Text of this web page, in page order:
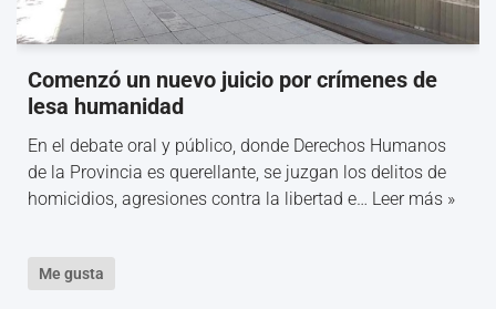
Comenzó un nuevo juicio por crímenes de
lesa humanidad
En el debate oral y público, donde Derechos Humanos
de la Provincia es querellante, se juzgan los delitos de
homicidios, agresiones contra la libertad e… Leer más »
Me gusta